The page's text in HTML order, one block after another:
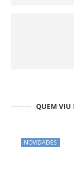
QUEM VIU
NOVIDADES